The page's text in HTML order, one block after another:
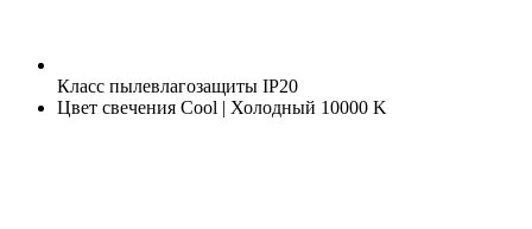
Класс пылевлагозащиты IP20
Цвет свечения Cool | Холодный 10000 K